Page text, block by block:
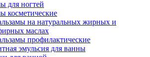
для ногтей
косметические
на натуральных жирных и
маслах
профилактические
эмульсия для ванны